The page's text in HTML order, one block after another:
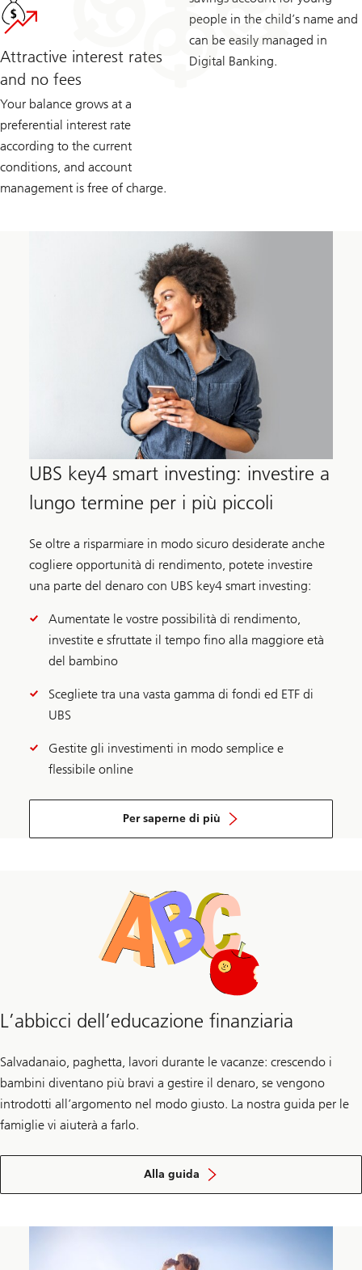
people in the child’s name and
can be easily managed in
Digital Banking.
Attractive interest rates
and no fees
Your balance grows at a
preferential interest rate
according to the current
conditions, and account
management is free of charge.
UBS key4 smart investing: investire a
lungo termine per i più piccoli
Se oltre a risparmiare in modo sicuro desiderate anche
cogliere opportunità di rendimento, potete investire
una parte del denaro con UBS key4 smart investing:
Aumentate le vostre possibilità di rendimento,
investite e sfruttate il tempo fino alla maggiore età
del bambino
Scegliete tra una vasta gamma di fondi ed ETF di
UBS
Gestite gli investimenti in modo semplice e
flessibile online
Per saperne di più
Scopri
L’abbicci dell’educazione finanziaria
Salvadanaio, paghetta, lavori durante le vacanze: crescendo i
bambini diventano più bravi a gestire il denaro, se vengono
introdotti all’argomento nel modo giusto. La nostra guida per le
famiglie vi aiuterà a farlo.
Alla guida
sull’